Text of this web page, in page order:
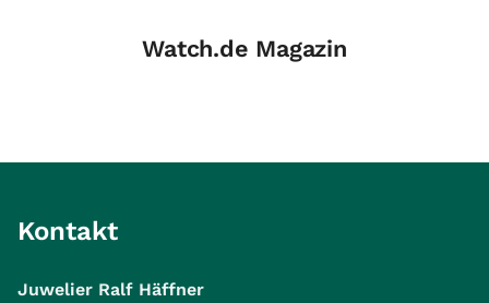
Watch.de Magazin
Kontakt
Juwelier Ralf Häffner